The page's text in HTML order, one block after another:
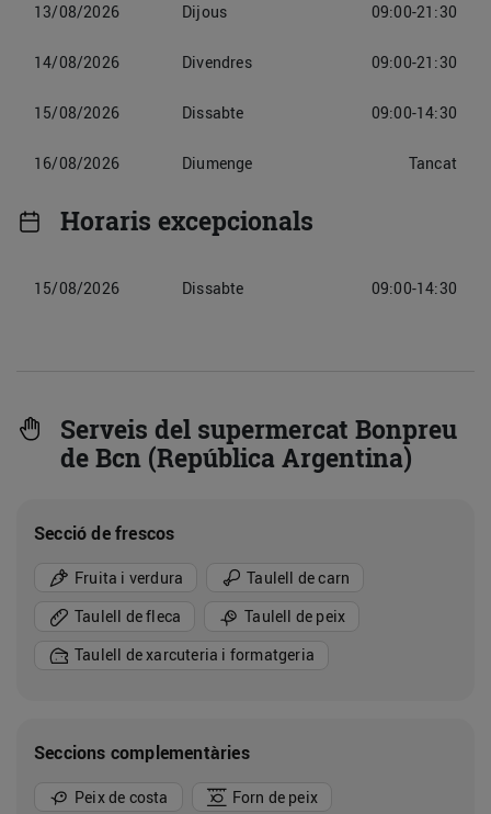
13/08/2026 Dijous 09:00-21:30
14/08/2026 Divendres 09:00-21:30
15/08/2026 Dissabte 09:00-14:30
16/08/2026 Diumenge Tancat
Horaris excepcionals
15/08/2026 Dissabte 09:00-14:30
Serveis del supermercat Bonpreu
de Bcn (República Argentina)
Secció de frescos
Fruita i verdura
Taulell de carn
Taulell de fleca
Taulell de peix
Taulell de xarcuteria i formatgeria
Seccions complementàries
Peix de costa Forn de peix